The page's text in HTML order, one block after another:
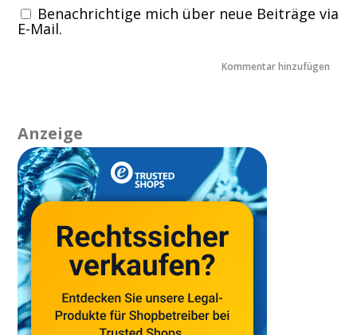
Benachrichtige mich über neue Beiträge via
E-Mail.
Anzeige